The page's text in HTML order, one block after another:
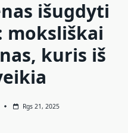
išugdyti
moksliškai
kuris iš
Rgs 21, 2025